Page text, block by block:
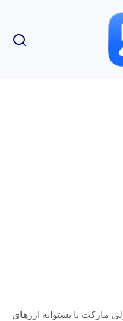
مارکت با پشتوانه ارزهای